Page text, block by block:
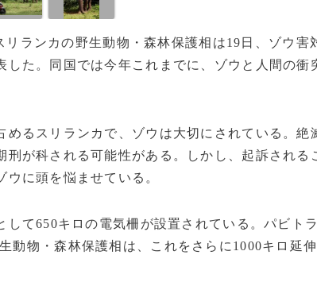
リランカの野生動物・森林保護相は19日、ゾウ
した。同国では今年これまでに、ゾウと人間の衝
るスリランカで、ゾウは大切にされている。絶
刑が科される可能性がある。しかし、起訴され
ウに頭を悩ませている。
て650キロの電気柵が設置されている。パビト
動物・森林保護相は、これをさらに1000キロ延